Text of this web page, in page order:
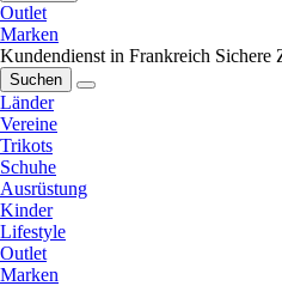
Outlet
Marken
Kundendienst in Frankreich Sichere
Suchen
Länder
Vereine
Trikots
Schuhe
Ausrüstung
Kinder
Lifestyle
Outlet
Marken